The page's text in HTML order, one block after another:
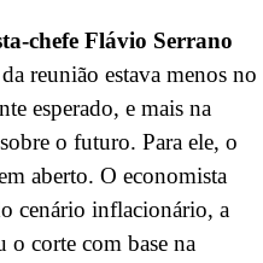
chefe Flávio Serrano
reunião estava menos no
esperado, e mais na
o futuro. Para ele, o
aberto. O economista
cenário inflacionário, a
o corte com base na